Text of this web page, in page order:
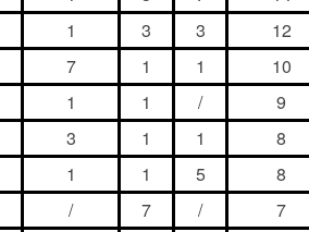
1 3 3 12
7 1 1 10
1 1 / 9
3 1 1 8
1 1 5 8
/ 7 / 7